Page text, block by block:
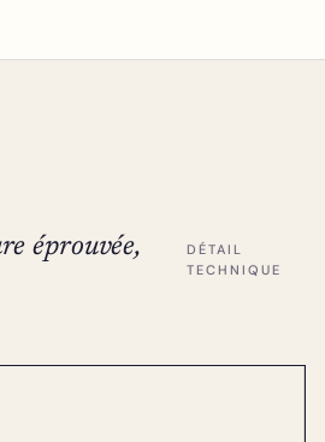
éprouvée,
DÉTAIL
TECHNIQUE